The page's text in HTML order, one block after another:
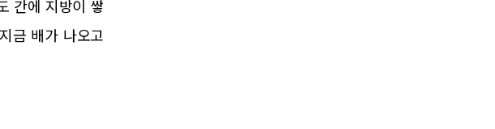
간에 지방이 쌓
금 배가 나오고